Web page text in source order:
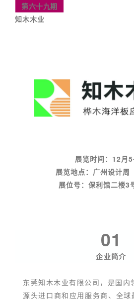
第六十九期
知木木业
展览时间：12月
展览地点：广州设计周
展位号：保利馆二楼3
01
企业简介
东莞知木木业有限公司，是国内
源头进口商和应用服务商、全球